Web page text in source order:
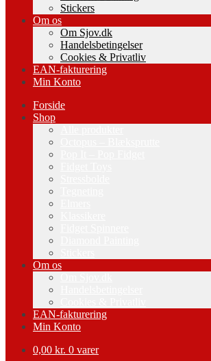
Stickers
Om os
Om Sjov.dk
Handelsbetingelser
Cookies & Privatliv
EAN-fakturering
Min Konto
Forside
Shop
Om os
EAN-fakturering
Min Konto
0,00 kr. 0 varer